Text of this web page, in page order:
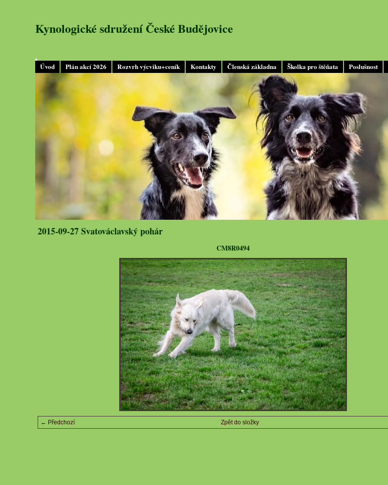
Úvod Plán akcí 2026 Rozvrh výcviku+ceník Kontakty Členská základna Školka pro štěňata Poslušnost
Kynologické sdružení České Budějovice
2015-09-27 Svatováclavský pohár
CM8R0494
← Předchozí Zpět do složky